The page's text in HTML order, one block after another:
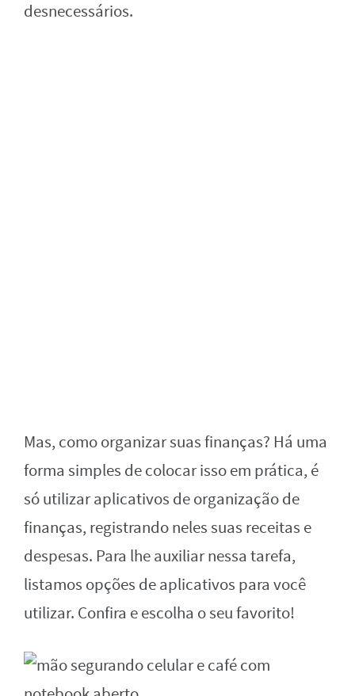
desnecessários.
Mas, como organizar suas finanças? Há uma
forma simples de colocar isso em prática, é
só utilizar aplicativos de organização de
finanças, registrando neles suas receitas e
despesas. Para lhe auxiliar nessa tarefa,
listamos opções de aplicativos para você
utilizar. Confira e escolha o seu favorito!